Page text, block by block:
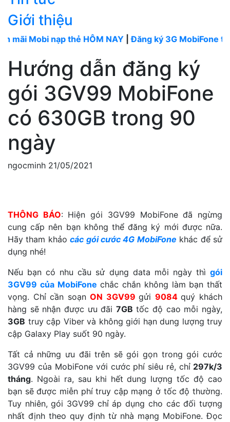
Giới thiệu
nạp thẻ HÔM NAY|Đăng ký 3G MobiFone tháng----
Hướng dẫn đăng ký
gói 3GV99 MobiFone
có 630GB trong 90
ngày
ngocminh 21/05/2021
THÔNG BÁO: Hiện gói 3GV99 MobiFone đã ngừng
cung cấp nên bạn không thể đăng ký mới được nữa.
Hãy tham khảocác gói cước 4G MobiFone khác để sử
dụng nhé!
Nếu bạn có nhu cầu sử dụng data mỗi ngày thì gói
3GV99 của MobiFone chắc chắn không làm bạn thất
vọng. Chỉ cần soạnON 3GV99 gửi 9084 quý khách
hàng sẽ nhận được ưu đãi 7GB tốc độ cao mỗi ngày,
3GB truy cập Viber và không giới hạn dung lượng truy
cập Galaxy Play suốt 90 ngày.
Tất cả những ưu đãi trên sẽ gói gọn trong gói cước
3GV99 của MobiFone với cước phí siêu rẻ, chỉ 297k/3
tháng. Ngoài ra, sau khi hết dung lượng tốc độ cao
bạn sẽ được miễn phí truy cập mạng ở tốc độ thường.
Tuy nhiên, gói 3GV99 chỉ áp dụng cho các đối tượng
nhất định theo quy định từ nhà mạng MobiFone. Đọc